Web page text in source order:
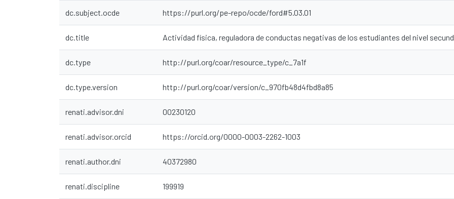
dc.subject.ocde https://purl.org/pe-repo/ocde/ford#5.03.01
dc.title Actividad física, reguladora de conductas negativas de los estudiantes del nivel
dc.type http://purl.org/coar/resource_type/c_7a1f
dc.type.version http://purl.org/coar/version/c_970fb48d4fbd8a85
renati.advisor.dni 00230120
renati.advisor.orcid https://orcid.org/0000-0003-2262-1003
renati.author.dni 40372980
renati.discipline 199919